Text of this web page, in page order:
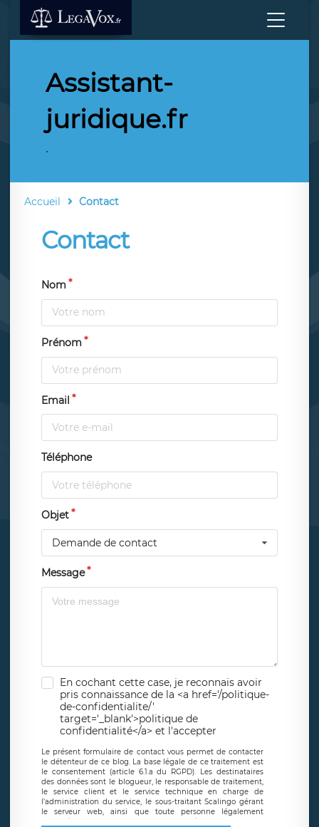
Assistant-
juridique.fr
.
Accueil Contact
Contact
Nom
Prénom
Email
Téléphone
Objet
Demande de contact
Message
En cochant cette case, je reconnais avoir
pris connaissance de la <a href='/politique-
de-confidentialite/'
target='_blank'>politique de
confidentialité</a> et l'accepter
Le présent formulaire de contact vous permet de contacter
le détenteur de ce blog. La base légale de ce traitement est
le consentement (article 6.1.a du RGPD). Les destinataires
des données sont le blogueur, le responsable de traitement,
le service client et le service technique en charge de
l’administration du service, le sous-traitant Scalingo gérant
le serveur web, ainsi que toute personne légalement
autorisée. Le formulaire de contact à destination du